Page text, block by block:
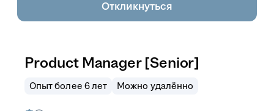
Откликнуться
Product Manager [Senior]
Опыт более 6 лет Можно удалённо